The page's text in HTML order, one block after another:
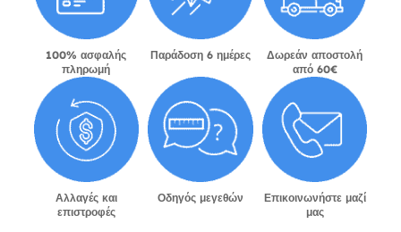
100% ασφαλής
πληρωμή
Παράδοση 6 ημέρες
Δωρεάν αποστολή
από 60€
Αλλαγές και
επιστροφές
Οδηγός μεγεθών
Επικοινωνήστε μαζί
μας